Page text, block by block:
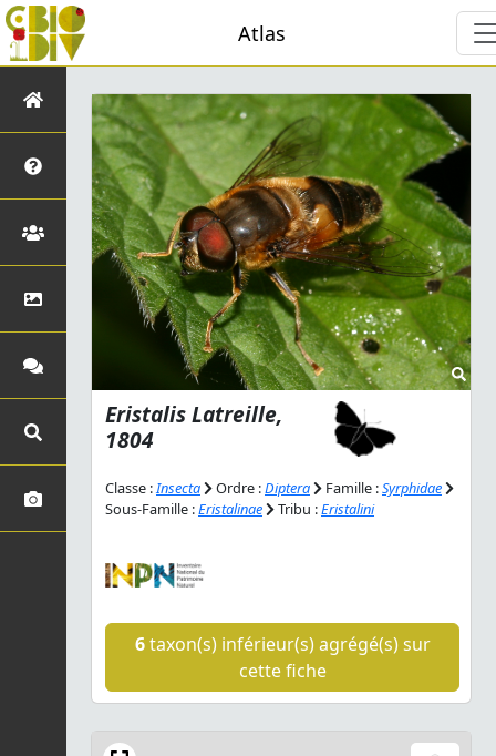
Atlas
EristalisLatreille,
1804
Classe :Insecta Ordre :Diptera Famille :Syrphidae
Sous-Famille :Eristalinae Tribu :Eristalini
6taxon(s) inférieur(s) agrégé(s) sur
cette fiche